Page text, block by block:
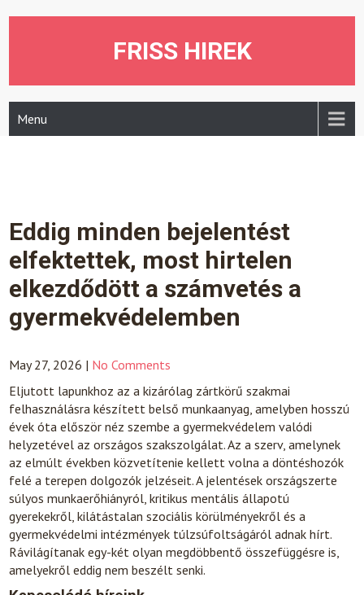
FRISS HIREK
Menu
Eddig minden bejelentést
elfektettek, most hirtelen
elkezdődött a számvetés a
gyermekvédelemben
May 27, 2026 | No Comments
Eljutott lapunkhoz az a kizárólag zártkörű szakmai
felhasználásra készített belső munkaanyag, amelyben hosszú
évek óta először néz szembe a gyermekvédelem valódi
helyzetével az országos szakszolgálat. Az a szerv, amelynek
az elmúlt években közvetítenie kellett volna a döntéshozók
felé a terepen dolgozók jelzéseit. A jelentések országszerte
súlyos munkaerőhiányról, kritikus mentális állapotú
gyerekekről, kilátástalan szociális körülményekről és a
gyermekvédelmi intézmények túlzsúfoltságáról adnak hírt.
Rávilágítanak egy-két olyan megdöbbentő összefüggésre is,
amelyekről eddig nem beszélt senki.